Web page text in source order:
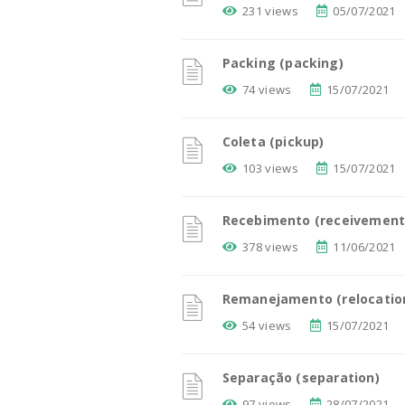
231 views 05/07/2021
Packing (packing)
74 views 15/07/2021
Coleta (pickup)
103 views 15/07/2021
Recebimento
378 views 11/06/2021
Remanejamento
54 views 15/07/2021
Separação (separation)